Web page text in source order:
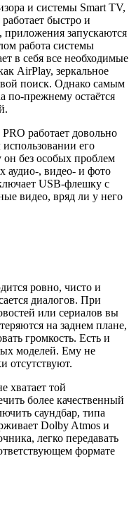
и системы Smart TV,
быстро и
запускаются
работа системы
в себя все необходимые
AirPlay, зеркальное
поиск. Однако самым
по-прежнему остаётся
работает довольно
его
он без особых проблем
аудио-, видео- и фото
USB-флешку с
видео, вряд ли у него
ровно, чисто и
диалогов. При
или сериалов вы
на заднем плане,
громкость. Есть и
моделей. Ему не
отсутствуют.
хватает той
более качественный
саундбар, типа
Dolby Atmos и
легко передавать
формате